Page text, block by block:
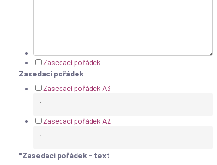
Zasedací pořádek
Zasedací pořádek
Zasedací pořádek A3
Zasedací pořádek A2
*Zasedací pořádek - text